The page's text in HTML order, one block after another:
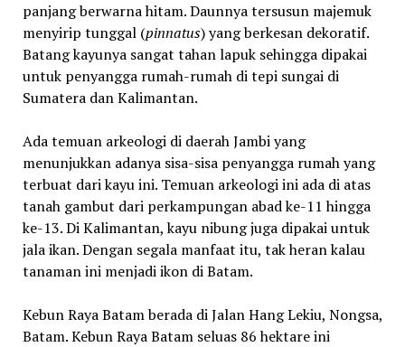
panjang berwarna hitam. Daunnya tersusun majemuk
menyirip tunggal (pinnatus) yang berkesan dekoratif.
Batang kayunya sangat tahan lapuk sehingga dipakai
untuk penyangga rumah-rumah di tepi sungai di
Sumatera dan Kalimantan.
Ada temuan arkeologi di daerah Jambi yang
menunjukkan adanya sisa-sisa penyangga rumah yang
terbuat dari kayu ini. Temuan arkeologi ini ada di atas
tanah gambut dari perkampungan abad ke-11 hingga
ke-13. Di Kalimantan, kayu nibung juga dipakai untuk
jala ikan. Dengan segala manfaat itu, tak heran kalau
tanaman ini menjadi ikon di Batam.
Kebun Raya Batam berada di Jalan Hang Lekiu, Nongsa,
Batam. Kebun Raya Batam seluas 86 hektare ini